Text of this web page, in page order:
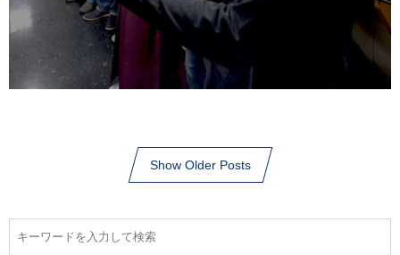
Show Older Posts